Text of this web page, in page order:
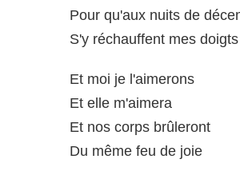
Pour qu'aux nuits de
S'y réchauffent mes doigts
Et moi je l'aimerons
Et elle m'aimera
Et nos corps brûleront
Du même feu de joie